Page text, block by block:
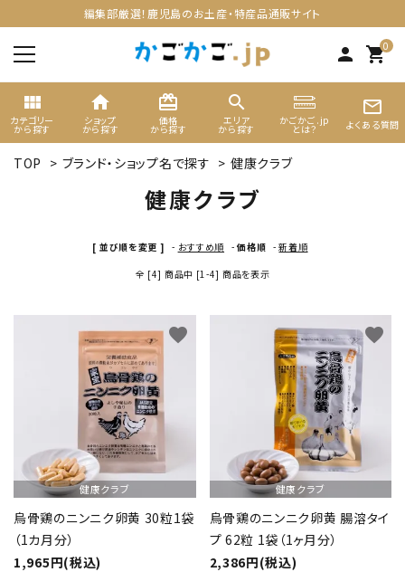
編集部厳選！鹿児島のお土産・特産品通販サイト
person 0
shopping_cart
view_module
カテゴリー
から探す
home
ショップ
から探す
card_giftcard
価格
から探す
search
エリア
から探す
かごかご.jp
とは？
mail_outline
よくある質問
ACCOUNT MENU
カテゴリーから選ぶ
ショップから選ぶ
価格から選ぶ
エリアから選ぶ
TOP > ブランド・ショップ名で探す > 健康クラブ
健康クラブ
[ 並び順を変更 ] - おすすめ順 -価格順 -新着順
全 [4] 商品中 [1-4] 商品を表示
健康クラブ
烏骨鶏のニンニク卵黄 30粒1袋
（1カ月分）
1,965円(税込)
favorite
健康クラブ
烏骨鶏のニンニク卵黄 腸溶タイ
プ 62粒 1袋（1ヶ月分）
2,386円(税込)
favorite